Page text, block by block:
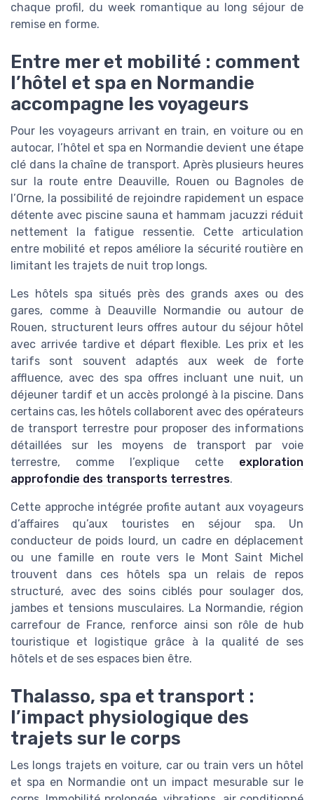
chaque profil, du week romantique au long séjour de
remise en forme.
Entre mer et mobilité : comment
l’hôtel et spa en Normandie
accompagne les voyageurs
Pour les voyageurs arrivant en train, en voiture ou en
autocar, l’hôtel et spa en Normandie devient une étape
clé dans la chaîne de transport. Après plusieurs heures
sur la route entre Deauville, Rouen ou Bagnoles de
l’Orne, la possibilité de rejoindre rapidement un espace
détente avec piscine sauna et hammam jacuzzi réduit
nettement la fatigue ressentie. Cette articulation
entre mobilité et repos améliore la sécurité routière en
limitant les trajets de nuit trop longs.
Les hôtels spa situés près des grands axes ou des
gares, comme à Deauville Normandie ou autour de
Rouen, structurent leurs offres autour du séjour hôtel
avec arrivée tardive et départ flexible. Les prix et les
tarifs sont souvent adaptés aux week de forte
affluence, avec des spa offres incluant une nuit, un
déjeuner tardif et un accès prolongé à la piscine. Dans
certains cas, les hôtels collaborent avec des opérateurs
de transport terrestre pour proposer des informations
détaillées sur les moyens de transport par voie
terrestre, comme l’explique cette exploration
approfondie des transports terrestres.
Cette approche intégrée profite autant aux voyageurs
d’affaires qu’aux touristes en séjour spa. Un
conducteur de poids lourd, un cadre en déplacement
ou une famille en route vers le Mont Saint Michel
trouvent dans ces hôtels spa un relais de repos
structuré, avec des soins ciblés pour soulager dos,
jambes et tensions musculaires. La Normandie, région
carrefour de France, renforce ainsi son rôle de hub
touristique et logistique grâce à la qualité de ses
hôtels et de ses espaces bien être.
Thalasso, spa et transport :
l’impact physiologique des
trajets sur le corps
Les longs trajets en voiture, car ou train vers un hôtel
et spa en Normandie ont un impact mesurable sur le